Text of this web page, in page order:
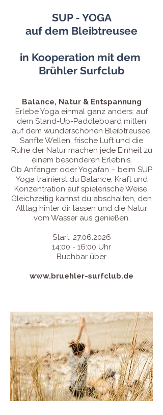
SUP - YOGA
auf dem Bleibtreusee
in Kooperation mit dem
Brühler Surfclub
Balance, Natur & Entspannung
Erlebe Yoga einmal ganz anders: auf
dem Stand-Up-Paddleboard mitten
auf dem wunderschönen Bleibtreusee.
Sanfte Wellen, frische Luft und die
Ruhe der Natur machen jede Einheit zu
einem besonderen Erlebnis.
Ob Anfänger oder Yogafan – beim SUP
Yoga trainierst du Balance, Kraft und
Konzentration auf spielerische Weise.
Gleichzeitig kannst du abschalten, den
Alltag hinter dir lassen und die Natur
vom Wasser aus genießen.
Start: 27.06.2026
14:00 - 16:00 Uhr
Buchbar über
www.bruehler-surfclub.de